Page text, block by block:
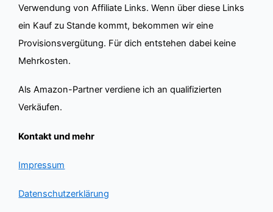
Verwendung von Affiliate Links. Wenn über diese Links
ein Kauf zu Stande kommt, bekommen wir eine
Provisionsvergütung. Für dich entstehen dabei keine
Mehrkosten.
Als Amazon-Partner verdiene ich an qualifizierten
Verkäufen.
Kontakt und mehr
Impressum
Datenschutzerklärung